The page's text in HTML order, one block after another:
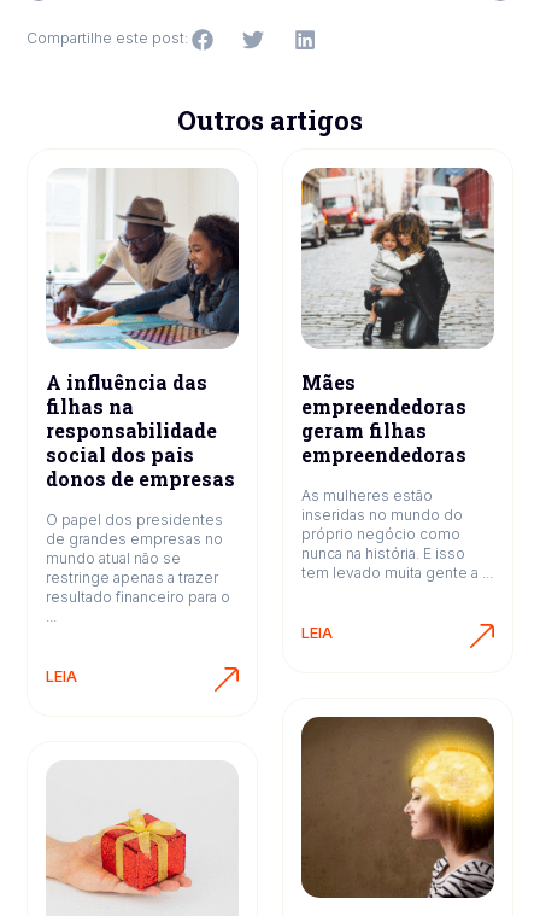
Compartilhe este post:
Outros artigos
A influência das
filhas na
responsabilidade
social dos pais
donos de empresas
O papel dos presidentes
de grandes empresas no
mundo atual não se
restringe apenas a trazer
resultado financeiro para o
LEIA
Mães
empreendedoras
geram filhas
empreendedoras
As mulheres estão
inseridas no mundo do
próprio negócio como
nunca na história. E isso
tem levado muita gente a ...
LEIA